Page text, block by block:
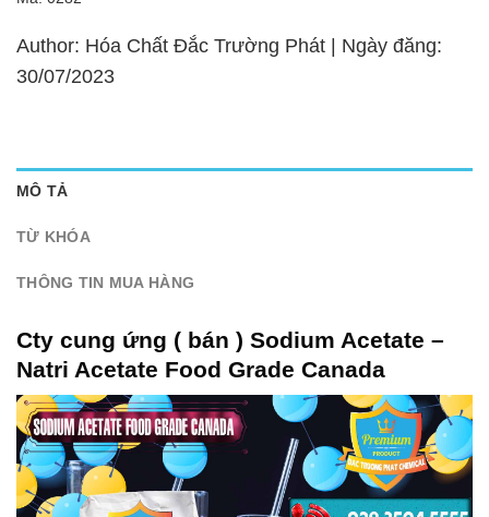
Author: Hóa Chất Đắc Trường Phát | Ngày đăng:
30/07/2023
MÔ TẢ
TỪ KHÓA
THÔNG TIN MUA HÀNG
Cty cung ứng ( bán ) Sodium Acetate –
Natri Acetate Food Grade Canada